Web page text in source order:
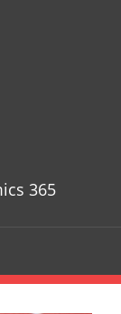
365